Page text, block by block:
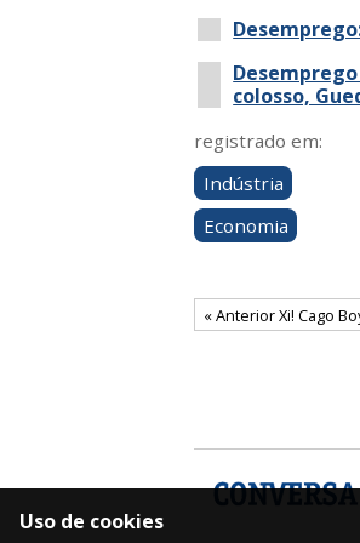
colosso,
registrado em:
Indústria
Economia
« Anterior Xi! Cago
Uso de cookies